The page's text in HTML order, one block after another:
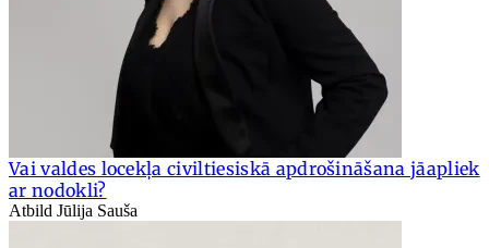
Vai valdes locekļa civiltiesiskā apdrošināšana jāapliek
ar nodokli?
Atbild Jūlija Sauša